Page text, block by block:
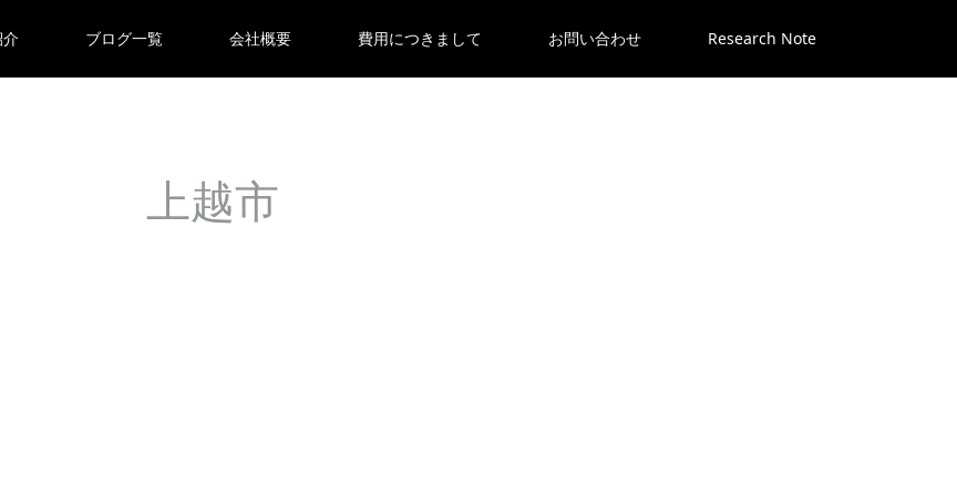
ブログ一覧 会社概要 費用につきまして お問い合わせ Research Note
上越市